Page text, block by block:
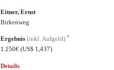
Eitner, Ernst
Birkenweg
Ergebnis (inkl. Aufgeld) *
1.250€ (US$ 1,437)
Details